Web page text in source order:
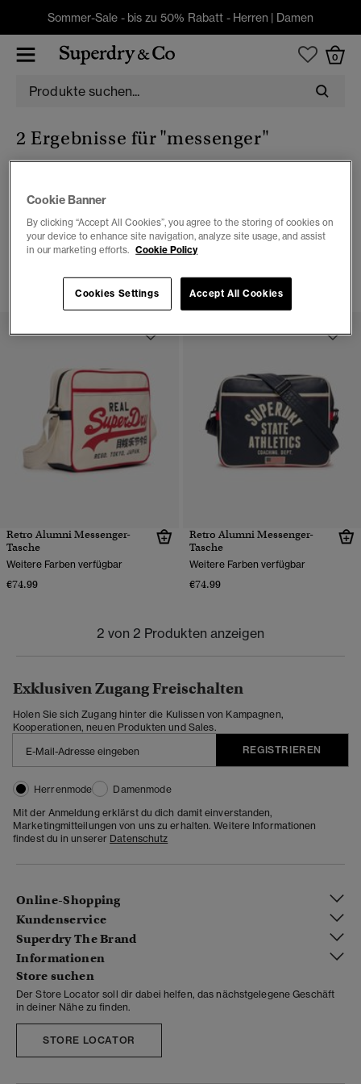
Sommer-Sale - bis zu 50% Rabatt - Herren | Damen
0
2 Ergebnisse für"messenger"
Damen
FILTERN & SORTIEREN
Retro Alumni Messenger-
Tasche
Weitere Farben verfügbar
€74.99
Retro Alumni Messenger-
Tasche
Weitere Farben verfügbar
€74.99
2 von 2 Produkten anzeigen
Exklusiven Zugang Freischalten
Holen Sie sich Zugang hinter die Kulissen von Kampagnen,
Kooperationen, neuen Produkten und Sales.
REGISTRIEREN
Herrenmode
Damenmode
Mit der Anmeldung erklärst du dich damit einverstanden,
Marketingmitteilungen von uns zu erhalten. Weitere Informationen
findest du in unserer Datenschutz
Online-Shopping
Kundenservice
Superdry The Brand
Informationen
Store suchen
Der Store Locator soll dir dabei helfen, das nächstgelegene Geschäft
in deiner Nähe zu finden.
STORE LOCATOR
Cookie Banner
By clicking “Accept All Cookies”, you agree to the storing of cookies on
your device to enhance site navigation, analyze site usage, and assist
in our marketing efforts. Cookie Policy
Accept All Cookies
Cookies Settings